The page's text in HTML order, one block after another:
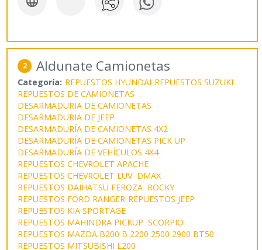
2 Aldunate Camionetas
Categoría: REPUESTOS HYUNDAI REPUESTOS SUZUKI
REPUESTOS DE CAMIONETAS
DESARMADURIA DE CAMIONETAS
DESARMADURIA DE JEEP
DESARMADURÍA DE CAMIONETAS 4X2
DESARMADURÍA DE CAMIONETAS PICK UP
DESARMADURÍA DE VEHÍCULOS 4X4
REPUESTOS CHEVROLET APACHE
REPUESTOS CHEVROLET LUV DMAX
REPUESTOS DAIHATSU FEROZA ROCKY
REPUESTOS FORD RANGER REPUESTOS JEEP
REPUESTOS KIA SPORTAGE
REPUESTOS MAHINDRA PICKUP SCORPIO
REPUESTOS MAZDA B200 B 2200 2500 2900 BT50
REPUESTOS MITSUBISHI L200